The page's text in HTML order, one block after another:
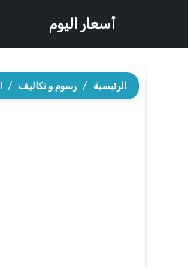
أسعار اليوم
الرئيسية / رسوم و تكاليف /